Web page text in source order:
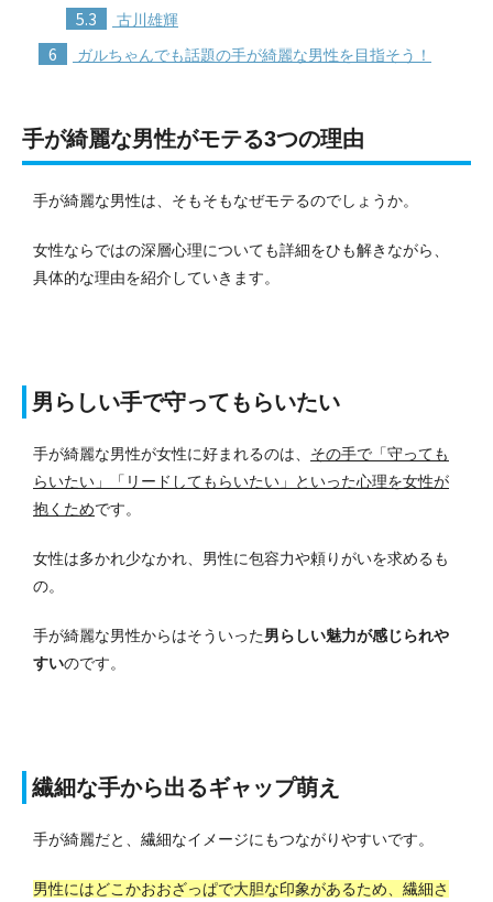
5.3 古川雄輝
6 ガルちゃんでも話題の手が綺麗な男性を目指そう！
手が綺麗な男性がモテる3つの理由
手が綺麗な男性は、そもそもなぜモテるのでしょうか。
女性ならではの深層心理についても詳細をひも解きながら、
具体的な理由を紹介していきます。
男らしい手で守ってもらいたい
手が綺麗な男性が女性に好まれるのは、 その手で「守っても
らいたい」「リードしてもらいたい」といった心理を女性が
抱くためです。
女性は多かれ少なかれ、男性に包容力や頼りがいを求めるも
の。
手が綺麗な男性からはそういった男らしい魅力が感じられや
すいのです。
繊細な手から出るギャップ萌え
手が綺麗だと、繊細なイメージにもつながりやすいです。
男性にはどこかおおざっぱで大胆な印象があるため、繊細さ